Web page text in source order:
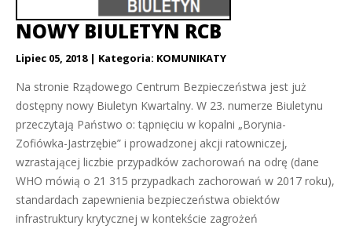
NOWY BIULETYN RCB
Lipiec 05, 2018 Kategoria: KOMUNIKATY
Na stronie Rządowego Centrum Bezpieczeństwa jest już
dostępny nowy Biuletyn Kwartalny. W 23. numerze Biuletynu
przeczytają Państwo o: tąpnięciu w kopalni „Borynia-
Zofiówka-Jastrzębie” i prowadzonej akcji ratowniczej,
wzrastającej liczbie przypadków zachorowań na odrę (dane
WHO mówią o 21 315 przypadkach zachorowań w 2017 roku),
standardach zapewnienia bezpieczeństwa obiektów
infrastruktury krytycznej w kontekście zagrożeń